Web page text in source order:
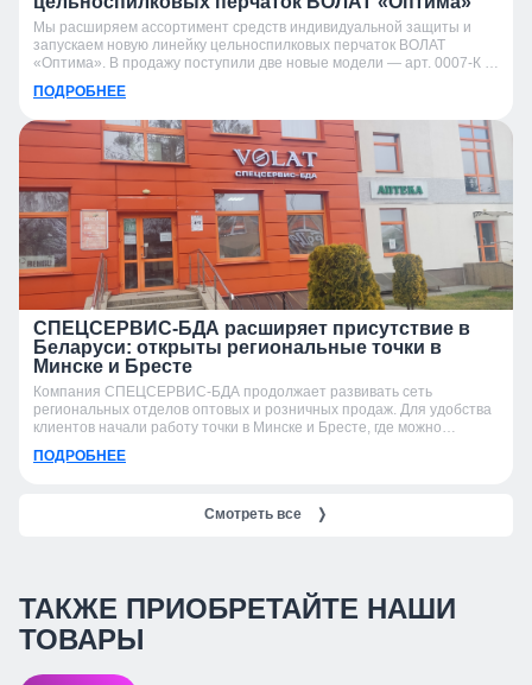
Мы расширяем ассортимент средств индивидуальной защиты и
запускаем новую линейку цельноспилковых перчаток ВОЛАТ
«Оптима». В продажу поступили две новые модели — арт. 0007-К и
ПОДРОБНЕЕ
СПЕЦСЕРВИС-БДА расширяет присутствие в
Беларуси: открыты региональные точки в
Минске и Бресте
Компания СПЕЦСЕРВИС-БДА продолжает развивать сеть
региональных отделов оптовых и розничных продаж. Для удобства
клиентов начали работу точки в Минске и Бресте, где можно
ПОДРОБНЕЕ
Смотреть все ❭
ТАКЖЕ ПРИОБРЕТАЙТЕ НАШИ
ТОВАРЫ